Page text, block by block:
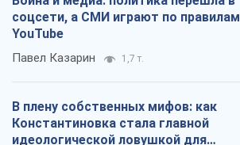
соцсети, а СМИ играют по правилам
YouTube
Павел Казарин 1,7 т.
В плену собственных мифов: как
Константиновка стала главной
идеологической ловушкой для